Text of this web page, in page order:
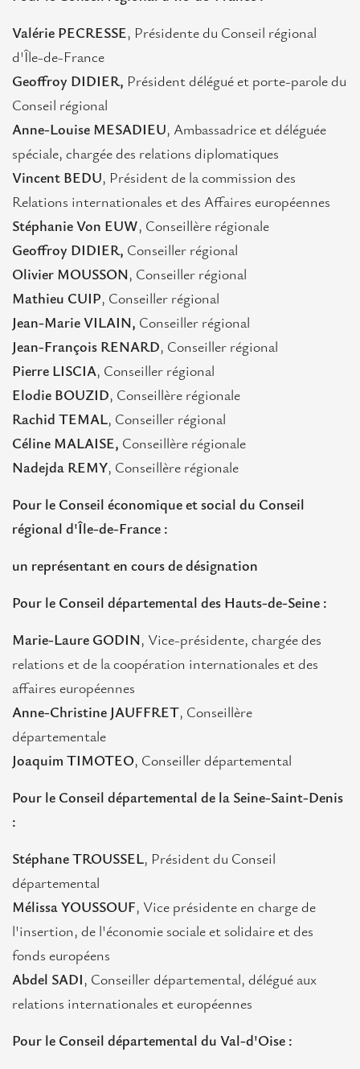
Valérie PECRESSE, Présidente du Conseil régional
d'Île-de-France
Geoffroy DIDIER, Président délégué et porte-parole du
Conseil régional
Anne-Louise MESADIEU, Ambassadrice et déléguée
spéciale, chargée des relations diplomatiques
Vincent BEDU, Président de la commission des
Relations internationales et des Affaires européennes
Stéphanie Von EUW, Conseillère régionale
Geoffroy DIDIER, Conseiller régional
Olivier MOUSSON, Conseiller régional
Mathieu CUIP, Conseiller régional
Jean-Marie VILAIN, Conseiller régional
Jean-François RENARD, Conseiller régional
Pierre LISCIA, Conseiller régional
Elodie BOUZID, Conseillère régionale
Rachid TEMAL, Conseiller régional
Céline MALAISE, Conseillère régionale
Nadejda REMY, Conseillère régionale
Pour le Conseil économique et social du Conseil
régional d'Île-de-France :
un représentant en cours de désignation
Pour le Conseil départemental des Hauts-de-Seine :
Marie-Laure GODIN, Vice-présidente, chargée des
relations et de la coopération internationales et des
affaires européennes
Anne-Christine JAUFFRET, Conseillère
départementale
Joaquim TIMOTEO, Conseiller départemental
Pour le Conseil départemental de la Seine-Saint-Denis
:
Stéphane TROUSSEL, Président du Conseil
départemental
Mélissa YOUSSOUF, Vice présidente en charge de
l'insertion, de l'économie sociale et solidaire et des
fonds européens
Abdel SADI, Conseiller départemental, délégué aux
relations internationales et européennes
Pour le Conseil départemental du Val-d'Oise :